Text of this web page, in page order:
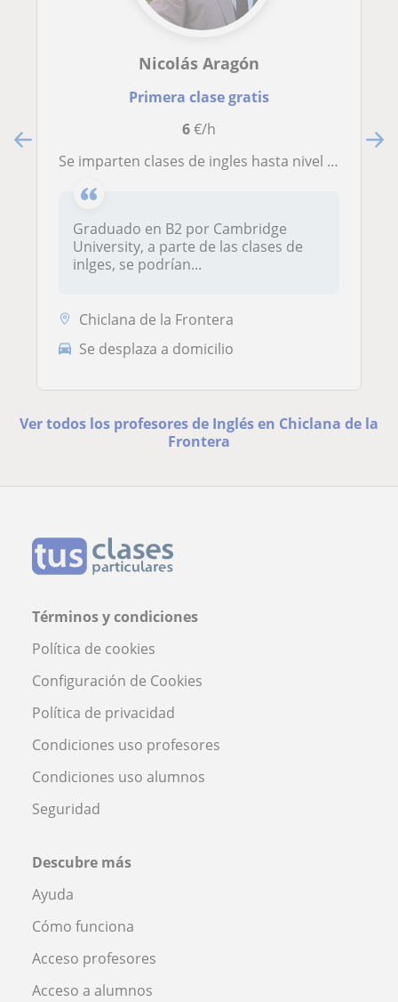
Nicolás Aragón
Primera clase gratis
6€/h
Se imparten clases de ingles hasta nivel B1 economicas, solo en Chiclana de La Frontera
Graduado en B2 por Cambridge
University, a parte de las clases de
inlges, se podrían...
Chiclana de la Frontera
Se desplaza a domicilio
Ver todos los profesores de Inglés en Chiclana de la
Frontera
Términos y condiciones
Política de cookies
Configuración de Cookies
Política de privacidad
Condiciones uso profesores
Condiciones uso alumnos
Seguridad
Descubre más
Ayuda
Cómo funciona
Acceso profesores
Acceso a alumnos